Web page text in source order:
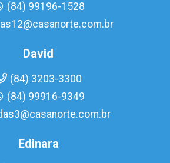
(84) 99196-1528
David
(84) 3203-3300
(84) 99916-9349
Edinara